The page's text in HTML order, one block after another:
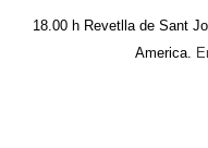
18.00 h Revetlla de Sant
America.